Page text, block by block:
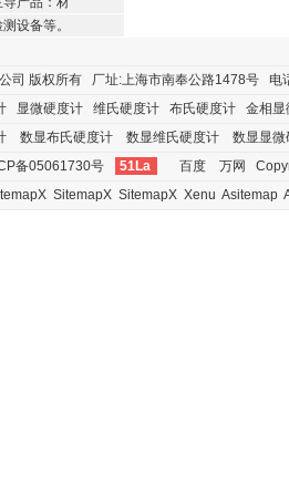
设备等。
司 版权所有 厂址:上海市南奉公路1478号
显微硬度计 维氏硬度计 布氏硬度计
金相显
数显布氏硬度计 数显维氏硬度计
数显显微
备05061730号
51La 百度 万网
SitemapX SitemapX Xenu Asitemap